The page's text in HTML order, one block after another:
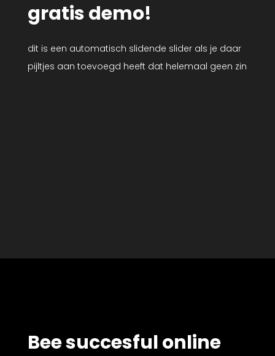
gratis demo!
dit is een automatisch slidende slider als je daar
pijltjes aan toevoegd heeft dat helemaal geen zin
Bee succesful online